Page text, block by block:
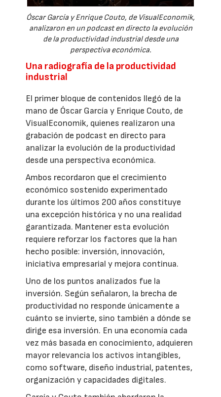
Óscar García y Enrique Couto, de VisualEconomik,
analizaron en un podcast en directo la evolución
de la productividad industrial desde una
perspectiva económica.
Una radiografía de la productividad
industrial
El primer bloque de contenidos llegó de la
mano de Óscar García y Enrique Couto, de
VisualEconomik, quienes realizaron una
grabación de podcast en directo para
analizar la evolución de la productividad
desde una perspectiva económica.
Ambos recordaron que el crecimiento
económico sostenido experimentado
durante los últimos 200 años constituye
una excepción histórica y no una realidad
garantizada. Mantener esta evolución
requiere reforzar los factores que la han
hecho posible: inversión, innovación,
iniciativa empresarial y mejora continua.
Uno de los puntos analizados fue la
inversión. Según señalaron, la brecha de
productividad no responde únicamente a
cuánto se invierte, sino también a dónde se
dirige esa inversión. En una economía cada
vez más basada en conocimiento, adquieren
mayor relevancia los activos intangibles,
como software, diseño industrial, patentes,
organización y capacidades digitales.